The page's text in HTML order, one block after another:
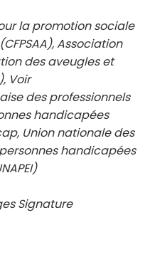
la promotion sociale
Association
des aveugles et
Voir
des professionnels
handicapées
Union nationale des
handicapées
Signature